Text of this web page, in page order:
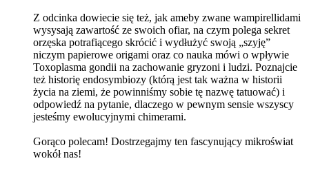
Z odcinka dowiecie się też, jak ameby zwane wampirellidami
wysysają zawartość ze swoich ofiar, na czym polega sekret
orzęska potrafiącego skrócić i wydłużyć swoją „szyję”
niczym papierowe origami oraz co nauka mówi o wpływie
Toxoplasma gondii na zachowanie gryzoni i ludzi. Poznajcie
też historię endosymbiozy (którą jest tak ważna w historii
życia na ziemi, że powinniśmy sobie tę nazwę tatuować) i
odpowiedź na pytanie, dlaczego w pewnym sensie wszyscy
jesteśmy ewolucyjnymi chimerami.
Gorąco polecam! Dostrzegajmy ten fascynujący mikroświat
wokół nas!